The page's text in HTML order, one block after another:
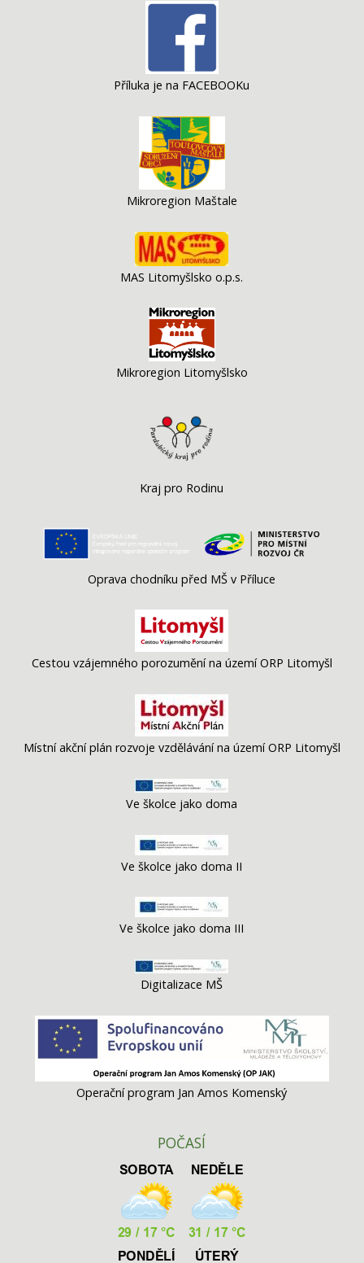
Příluka je na FACEBOOKu
Mikroregion Maštale
MAS Litomyšlsko o.p.s.
Mikroregion Litomyšlsko
Kraj pro Rodinu
Oprava chodníku před MŠ v Příluce
Cestou vzájemného porozumění na území ORP Litomyšl
Místní akční plán rozvoje vzdělávání na území ORP Litomyšl
Ve školce jako doma
Ve školce jako doma II
Ve školce jako doma III
Digitalizace MŠ
Operační program Jan Amos Komenský
POČASÍ